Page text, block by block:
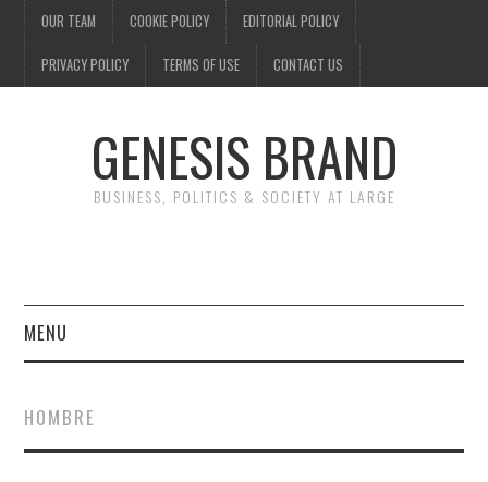
OUR TEAM COOKIE POLICY EDITORIAL POLICY
PRIVACY POLICY TERMS OF USE CONTACT US
GENESIS BRAND
BUSINESS, POLITICS & SOCIETY AT LARGE
MENU
FINANCE
HOMBRE